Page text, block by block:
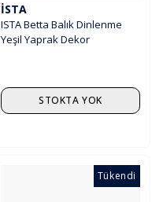
İSTA
ISTA Betta Balık Dinlenme
Yeşil Yaprak Dekor
STOKTA YOK
Tükendi